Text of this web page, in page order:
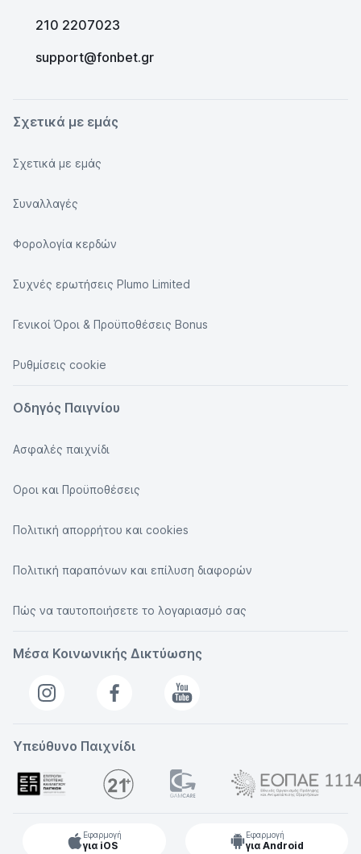
210 2207023
support@fonbet.gr
Σχετικά με εμάς
Σχετικά με εμάς
Συναλλαγές
Φορολογία κερδών
Συχνές ερωτήσεις Plumo Limited
Γενικοί Όροι & Προϋποθέσεις Bonus
Ρυθμίσεις cookie
Οδηγός Παιγνίου
Ασφαλές παιχνίδι
Οροι και Προϋποθέσεις
Πολιτική απορρήτου και cookies
Πολιτική παραπόνων και επίλυση διαφορών
Πώς να ταυτοποιήσετε το λογαριασμό σας
Μέσα Κοινωνικής Δικτύωσης
Υπεύθυνο Παιχνίδι
Εφαρμογή
για iOS
Εφαρμογή
για Android